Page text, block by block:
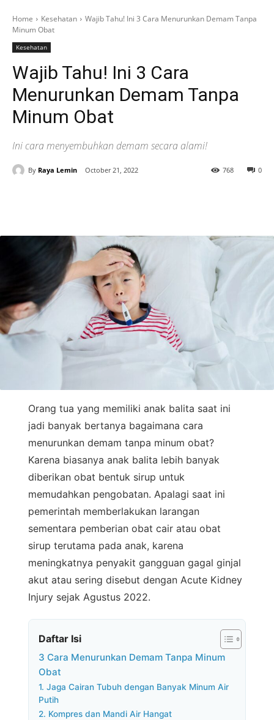
Home Kesehatan
Wajib Tahu! Ini 3 Cara Menurunkan Demam Tanpa
Minum Obat
Kesehatan
Wajib Tahu! Ini 3 Cara
Menurunkan Demam Tanpa
Minum Obat
Ini cara menyembuhkan demam secara alami!
By Raya Lemin October 21, 2022 0
768
Orang tua yang memiliki anak balita saat ini
jadi banyak bertanya bagaimana cara
menurunkan demam tanpa minum obat?
Karena biasanya anak balita lebih banyak
diberikan obat bentuk sirup untuk
memudahkan pengobatan. Apalagi saat ini
pemerintah memberlakukan larangan
sementara pemberian obat cair atau obat
sirup terutama pada anak, karena
meningkatnya penyakit gangguan gagal ginjal
akut atau sering disebut dengan Acute Kidney
Injury sejak Agustus 2022.
Daftar Isi
3 Cara Menurunkan Demam Tanpa Minum
Obat
1. Jaga Cairan Tubuh dengan Banyak Minum Air
Putih
2. Kompres dan Mandi Air Hangat